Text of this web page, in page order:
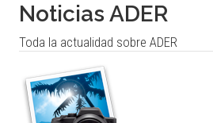
Noticias ADER
Toda la actualidad sobre ADER